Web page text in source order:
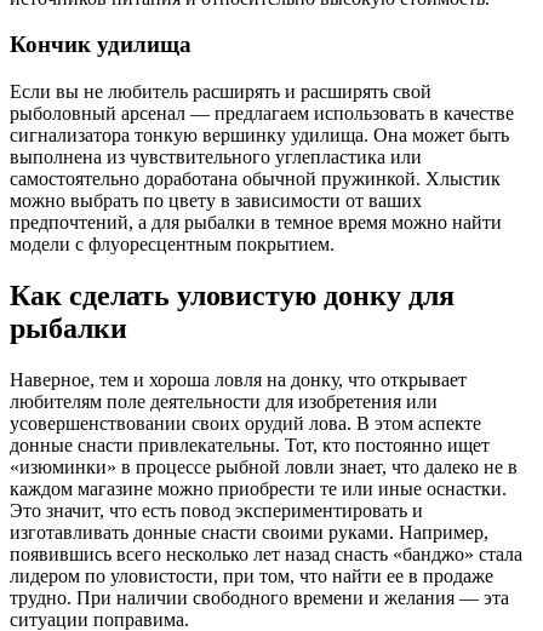
Кончик удилища
Если вы не любитель расширять и расширять свой
рыболовный арсенал — предлагаем использовать в качестве
сигнализатора тонкую вершинку удилища. Она может быть
выполнена из чувствительного углепластика или
самостоятельно доработана обычной пружинкой. Хлыстик
можно выбрать по цвету в зависимости от ваших
предпочтений, а для рыбалки в темное время можно найти
модели с флуоресцентным покрытием.
Как сделать уловистую донку для
рыбалки
Наверное, тем и хороша ловля на донку, что открывает
любителям поле деятельности для изобретения или
усовершенствовании своих орудий лова. В этом аспекте
донные снасти привлекательны. Тот, кто постоянно ищет
«изюминки» в процессе рыбной ловли знает, что далеко не в
каждом магазине можно приобрести те или иные оснастки.
Это значит, что есть повод экспериментировать и
изготавливать донные снасти своими руками. Например,
появившись всего несколько лет назад снасть «банджо» стала
лидером по уловистости, при том, что найти ее в продаже
трудно. При наличии свободного времени и желания — эта
ситуации поправима.